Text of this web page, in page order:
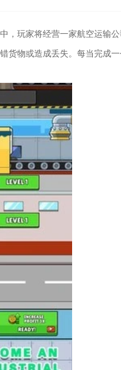
，玩家将经营一家航空运输
物或造成丢失。每当完成一